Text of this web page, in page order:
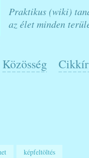
Praktikus (wiki)
az élet minden
Közösség
képfeltöltés